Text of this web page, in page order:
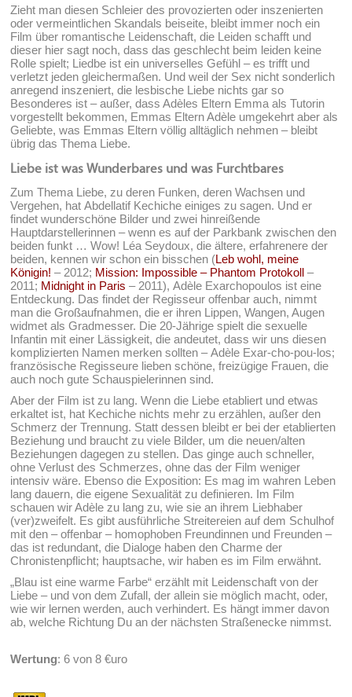
Zieht man diesen Schleier des provozierten oder inszenierten
oder vermeintlichen Skandals beiseite, bleibt immer noch ein
Film über romantische Leidenschaft, die Leiden schafft und
dieser hier sagt noch, dass das geschlecht beim leiden keine
Rolle spielt; Liedbe ist ein universelles Gefühl – es trifft und
verletzt jeden gleichermaßen. Und weil der Sex nicht sonderlich
anregend inszeniert, die lesbische Liebe nichts gar so
Besonderes ist – außer, dass Adèles Eltern Emma als Tutorin
vorgestellt bekommen, Emmas Eltern Adèle umgekehrt aber als
Geliebte, was Emmas Eltern völlig alltäglich nehmen – bleibt
übrig das Thema Liebe.
Liebe ist was Wunderbares und was Furchtbares
Zum Thema Liebe, zu deren Funken, deren Wachsen und
Vergehen, hat Abdellatif Kechiche einiges zu sagen. Und er
findet wunderschöne Bilder und zwei hinreißende
Hauptdarstellerinnen – wenn es auf der Parkbank zwischen den
beiden funkt … Wow! Léa Seydoux, die ältere, erfahrenere der
beiden, kennen wir schon ein bisschen (Leb wohl, meine
Königin! – 2012; Mission: Impossible – Phantom Protokoll –
2011; Midnight in Paris – 2011), Adèle Exarchopoulos ist eine
Entdeckung. Das findet der Regisseur offenbar auch, nimmt
man die Großaufnahmen, die er ihren Lippen, Wangen, Augen
widmet als Gradmesser. Die 20-Jährige spielt die sexuelle
Infantin mit einer Lässigkeit, die andeutet, dass wir uns diesen
komplizierten Namen merken sollten – Adèle Exar-cho-pou-los;
französische Regisseure lieben schöne, freizügige Frauen, die
auch noch gute Schauspielerinnen sind.
Aber der Film ist zu lang. Wenn die Liebe etabliert und etwas
erkaltet ist, hat Kechiche nichts mehr zu erzählen, außer den
Schmerz der Trennung. Statt dessen bleibt er bei der etablierten
Beziehung und braucht zu viele Bilder, um die neuen/alten
Beziehungen dagegen zu stellen. Das ginge auch schneller,
ohne Verlust des Schmerzes, ohne das der Film weniger
intensiv wäre. Ebenso die Exposition: Es mag im wahren Leben
lang dauern, die eigene Sexualität zu definieren. Im Film
schauen wir Adèle zu lang zu, wie sie an ihrem Liebhaber
(ver)zweifelt. Es gibt ausführliche Streitereien auf dem Schulhof
mit den – offenbar – homophoben Freundinnen und Freunden –
das ist redundant, die Dialoge haben den Charme der
Chronistenpflicht; hauptsache, wir haben es im Film erwähnt.
„Blau ist eine warme Farbe“ erzählt mit Leidenschaft von der
Liebe – und von dem Zufall, der allein sie möglich macht, oder,
wie wir lernen werden, auch verhindert. Es hängt immer davon
ab, welche Richtung Du an der nächsten Straßenecke nimmst.
Wertung: 6 von 8 €uro